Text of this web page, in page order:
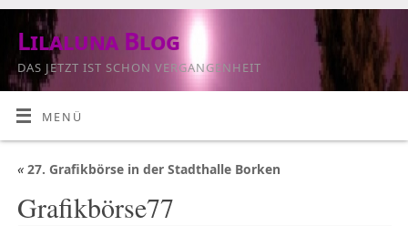
Lilaluna Blog
DAS JETZT IST SCHON VERGANGENHEIT
MENÜ
«27. Grafikbörse in der Stadthalle Borken
Grafikbörse77